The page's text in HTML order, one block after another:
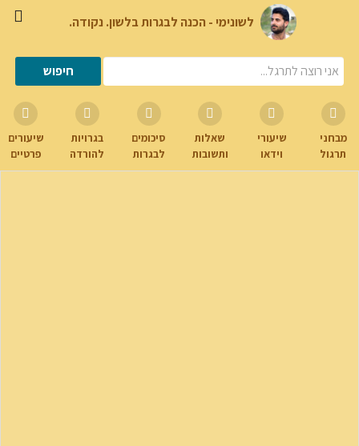
לשונימי - הכנה לבגרות בלשון. נקודה.
מבחני
תרגול
שיעורי
וידאו
שאלות
ותשובות
סיכומים
לבגרות
בגרויות
להורדה
שיעורים
פרטיים